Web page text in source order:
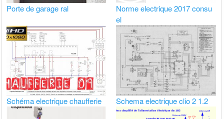
Porte de garage ral
Norme electrique 2017 consu
el
Schéma electrique chaufferie Schema electrique clio 2 1.2